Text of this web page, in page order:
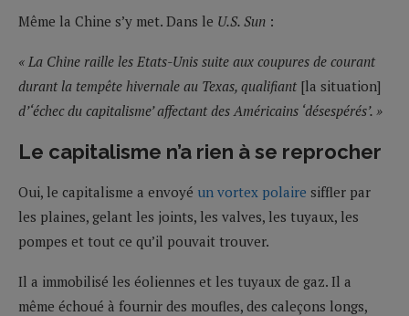
Même la Chine s’y met. Dans le U.S. Sun :
« La Chine raille les Etats-Unis suite aux coupures de courant
durant la tempête hivernale au Texas, qualifiant [la situation]
d’‘échec du capitalisme’ affectant des Américains ‘désespérés’. »
Le capitalisme n’a rien à se reprocher
Oui, le capitalisme a envoyé un vortex polaire siffler par
les plaines, gelant les joints, les valves, les tuyaux, les
pompes et tout ce qu’il pouvait trouver.
Il a immobilisé les éoliennes et les tuyaux de gaz. Il a
même échoué à fournir des moufles, des caleçons longs,